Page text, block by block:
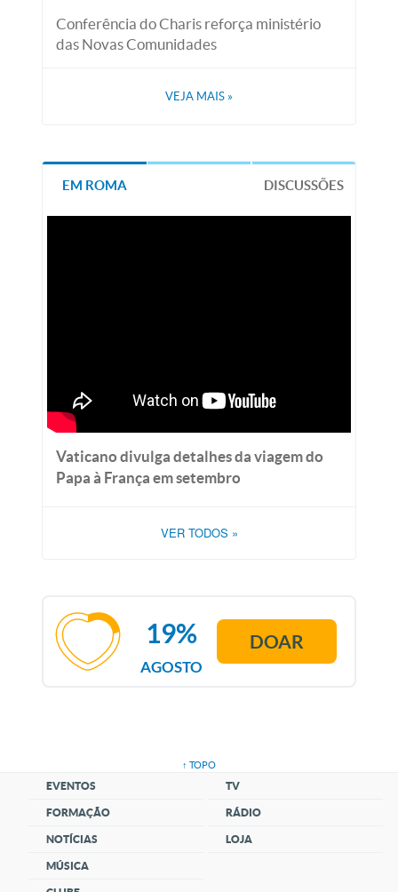
Conferência do Charis reforça ministério
das Novas Comunidades
VEJA MAIS »
EM ROMA DISCUSSÕES
Vaticano divulga detalhes da viagem do
Papa à França em setembro
VER TODOS »
AGOSTO
19% DOAR
↑ TOPO
EVENTOS
FORMAÇÃO
NOTÍCIAS
MÚSICA
TV
RÁDIO
LOJA